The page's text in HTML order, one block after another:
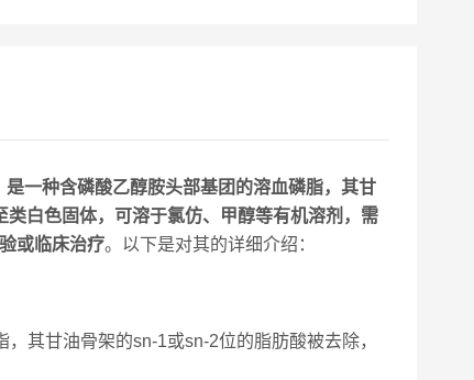
是一种含磷酸乙醇胺头部基团的溶血磷脂，其甘
白色固体，可溶于氯仿、甲醇等有机溶剂，需
或临床治疗。以下是对其的详细介绍：
其甘油骨架的sn-1或sn-2位的脂肪酸被去除，